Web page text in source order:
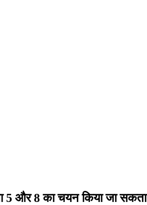
5 और 8 का चयन किया जा सकता